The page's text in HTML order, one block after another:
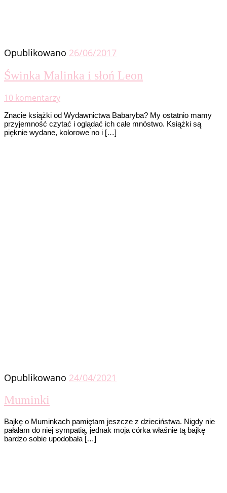
Opublikowano 26/06/2017
Świnka Malinka i słoń Leon
10 komentarzy
Znacie książki od Wydawnictwa Babaryba? My ostatnio mamy
przyjemność czytać i oglądać ich całe mnóstwo. Książki są
pięknie wydane, kolorowe no i […]
Opublikowano 24/04/2021
Muminki
Bajkę o Muminkach pamiętam jeszcze z dzieciństwa. Nigdy nie
pałałam do niej sympatią, jednak moja córka właśnie tą bajkę
bardzo sobie upodobała […]